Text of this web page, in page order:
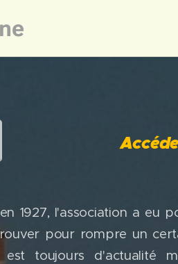
Accédez
1927, l'association a eu
pour rompre un
est toujours d'actualité